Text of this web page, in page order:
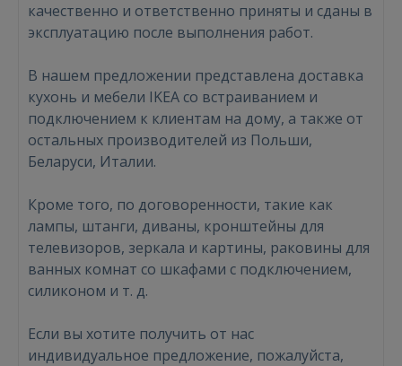
Войти
качественно и ответственно приняты и сданы в
эксплуатацию после выполнения работ.
В нашем предложении представлена доставка
кухонь и мебели IKEA со встраиванием и
подключением к клиентам на дому, а также от
остальных производителей из Польши,
Беларуси, Италии.
Кроме того, по договоренности, такие как
лампы, штанги, диваны, кронштейны для
телевизоров, зеркала и картины, раковины для
ванных комнат со шкафами с подключением,
силиконом и т. д.
Если вы хотите получить от нас
индивидуальное предложение, пожалуйста,